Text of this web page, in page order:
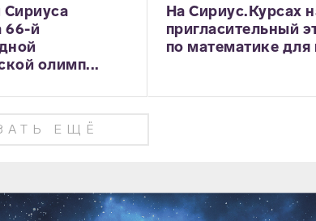
66-й
олимп...
На Сириус.Курсах
пригласительный
по математике для
ЕЩЁ